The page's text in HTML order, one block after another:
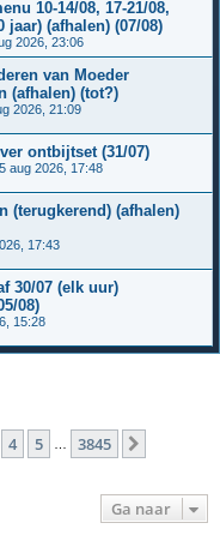
10-14/08, 17-21/08,
jaar) (afhalen) (07/08)
2026, 23:06
van Moeder
(afhalen) (tot?)
2026, 21:09
ontbijtset (31/07)
aug 2026, 17:48
(terugkerend) (afhalen)
17:43
30/07 (elk uur)
08)
15:28
3845
4 5 3845
Ga naar